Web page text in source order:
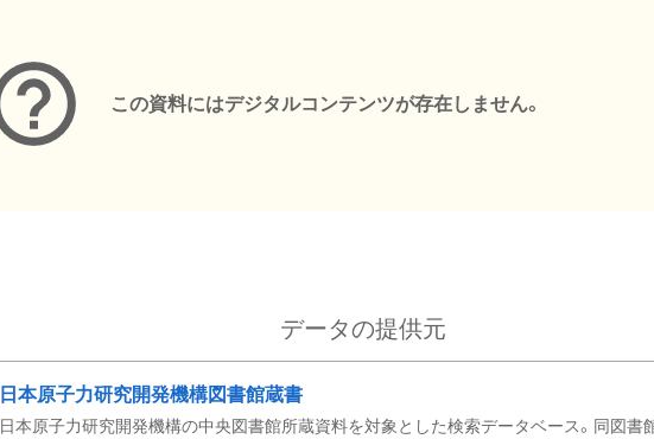
この資料にはデジタルコンテンツが存在しません。
データの提供元
日本原子力研究開発機構図書館蔵書
日本原子力研究開発機構の中央図書館所蔵資料を対象とした検索データベース。同図書